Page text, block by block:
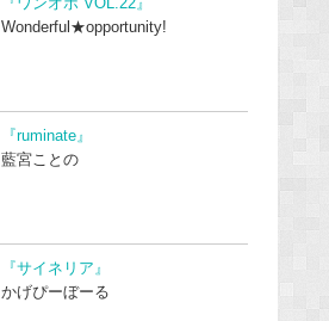
Wonderful★opportunity!
『ruminate』
藍宮ことの
『サイネリア』
かげぴーぼーる